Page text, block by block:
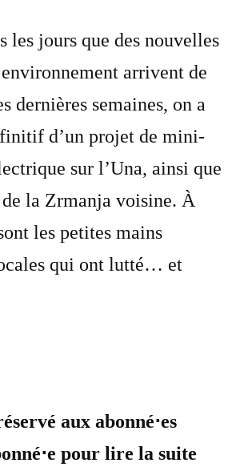
les jours que des nouvelles
arrivent de
dernières semaines, on a
d’un projet de mini-
sur l’Una, ainsi que
la Zrmanja voisine. À
les petites mains
qui ont lutté… et
aux abonné⋅es
pour lire la suite